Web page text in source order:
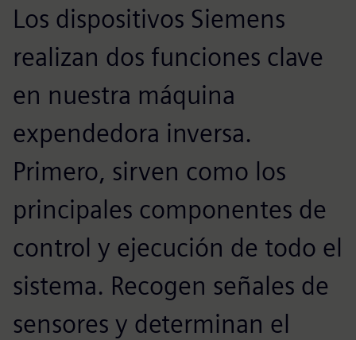
Los dispositivos Siemens
realizan dos funciones clave
en nuestra máquina
expendedora inversa.
Primero, sirven como los
principales componentes de
control y ejecución de todo el
sistema. Recogen señales de
sensores y determinan el